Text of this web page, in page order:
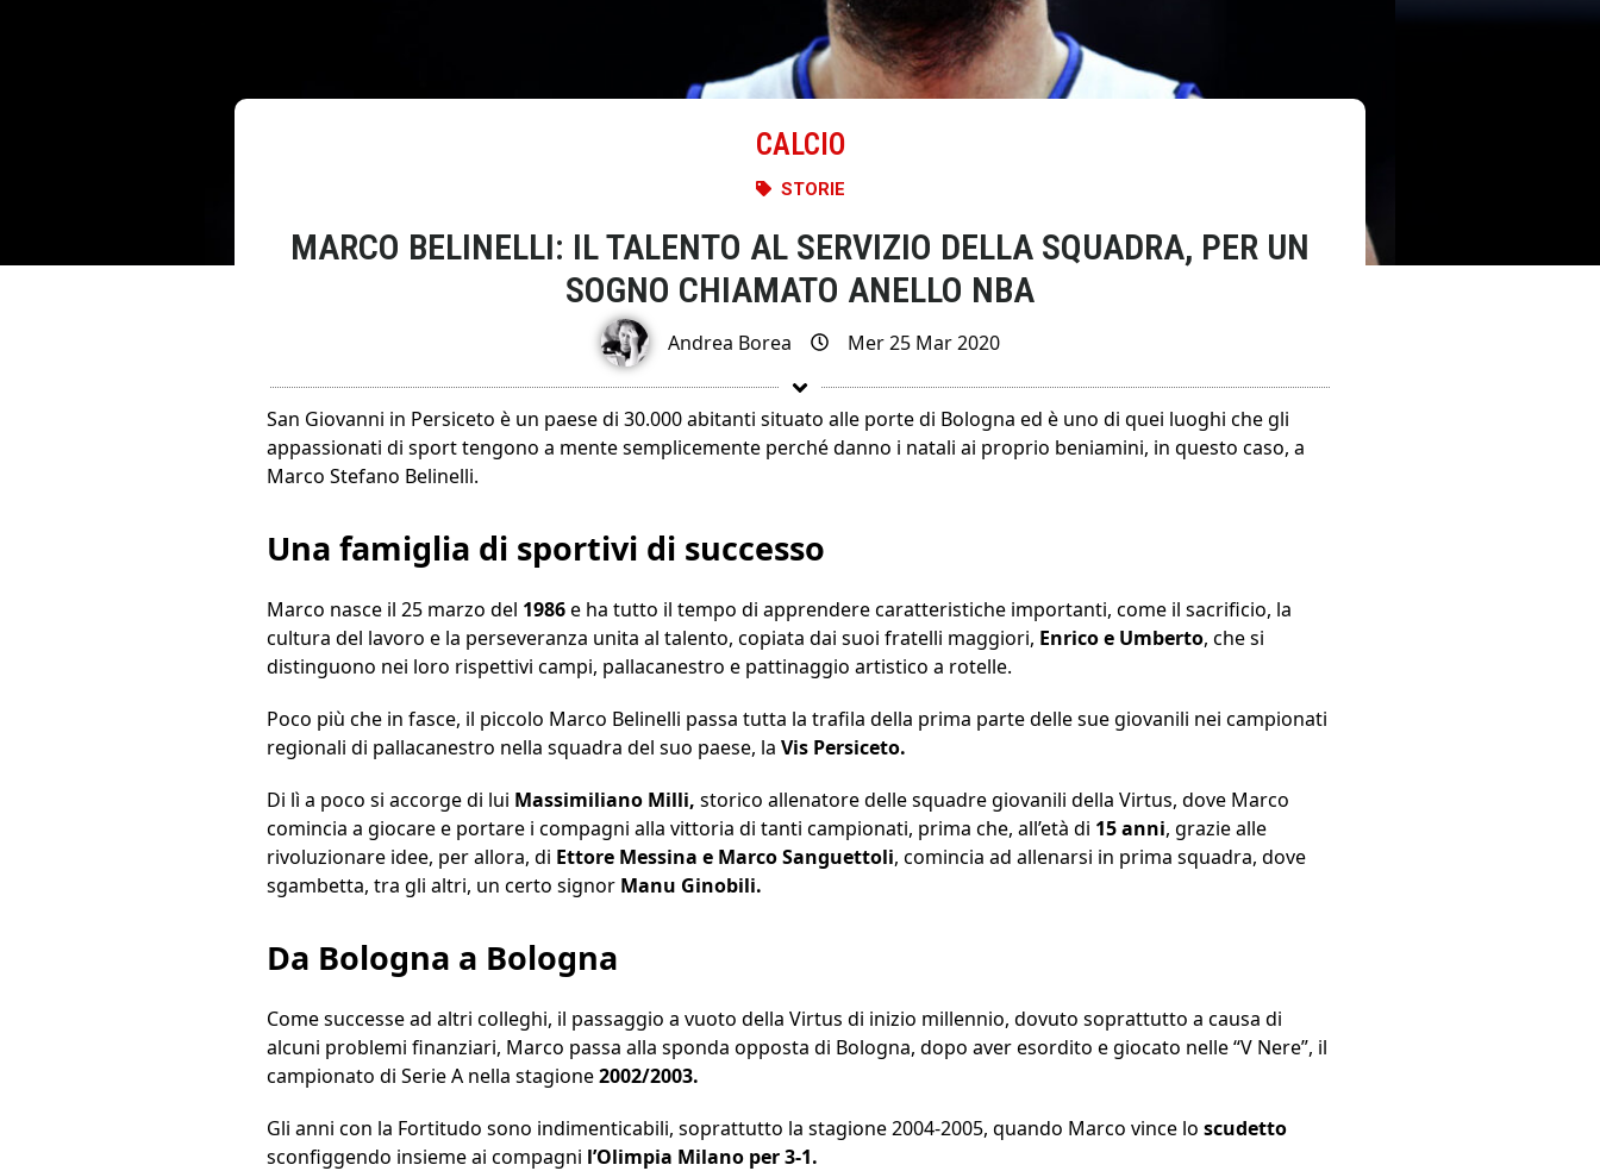
CALCIO
STORIE
MARCO BELINELLI: IL TALENTO AL SERVIZIO DELLA SQUADRA, PER UN
SOGNO CHIAMATO ANELLO NBA
Andrea Borea Mer 25 Mar 2020
San Giovanni in Persiceto è un paese di 30.000 abitanti situato alle porte di Bologna ed è uno di quei luoghi che gli
appassionati di sport tengono a mente semplicemente perché danno i natali ai proprio beniamini, in questo caso, a
Marco Stefano Belinelli.
Una famiglia di sportivi di successo
Marco nasce il 25 marzo del 1986e ha tutto il tempo di apprendere caratteristiche importanti, come il sacrificio, la
cultura del lavoro e la perseveranza unita al talento, copiata dai suoi fratelli maggiori, Enrico e Umberto, che si
distinguono nei loro rispettivi campi, pallacanestro e pattinaggio artistico a rotelle.
Poco più che in fasce, il piccolo Marco Belinelli passa tutta la trafila della prima parte delle sue giovanili nei campionati
regionali di pallacanestro nella squadra del suo paese, la Vis Persiceto.
Di lì a poco si accorge di lui Massimiliano Milli, storico allenatore delle squadre giovanili della Virtus, dove Marco
comincia a giocare e portare i compagni alla vittoria di tanti campionati, prima che, all’età di 15 anni, grazie alle
rivoluzionare idee, per allora, di Ettore Messina e Marco Sanguettoli, comincia ad allenarsi in prima squadra, dove
sgambetta, tra gli altri, un certo signor Manu Ginobili.
Da Bologna a Bologna
Come successe ad altri colleghi, il passaggio a vuoto della Virtus di inizio millennio, dovuto soprattutto a causa di
alcuni problemi finanziari, Marco passa alla sponda opposta di Bologna, dopo aver esordito e giocato nelle “V Nere”, il
campionato di Serie A nella stagione2002/2003.
Gli anni con la Fortitudo sono indimenticabili, soprattutto la stagione 2004-2005, quando Marco vince lo scudetto
sconfiggendo insieme ai compagni l’Olimpia Milano per 3-1.